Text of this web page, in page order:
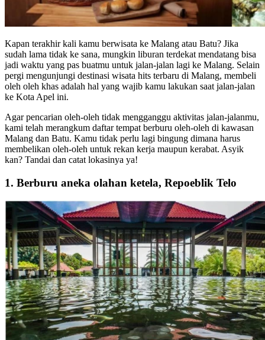
Kapan terakhir kali kamu berwisata ke Malang atau Batu? Jika
sudah lama tidak ke sana, mungkin liburan terdekat mendatang bisa
jadi waktu yang pas buatmu untuk jalan-jalan lagi ke Malang. Selain
pergi mengunjungi destinasi wisata hits terbaru di Malang, membeli
oleh oleh khas adalah hal yang wajib kamu lakukan saat jalan-jalan
ke Kota Apel ini.
Agar pencarian oleh-oleh tidak mengganggu aktivitas jalan-jalanmu,
kami telah merangkum daftar tempat berburu oleh-oleh di kawasan
Malang dan Batu. Kamu tidak perlu lagi bingung dimana harus
membelikan oleh-oleh untuk rekan kerja maupun kerabat. Asyik
kan? Tandai dan catat lokasinya ya!
1. Berburu aneka olahan ketela, Repoeblik Telo